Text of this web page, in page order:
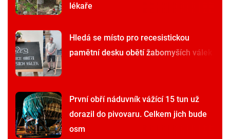
lékaře
Hledá se místo pro recesistickou
pamětní desku obětí žabomyších válek
První obří náduvník vážící 15 tun už
dorazil do pivovaru. Celkem jich bude
osm